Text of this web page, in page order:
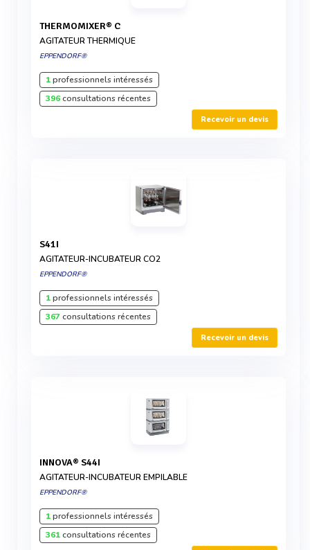
THERMOMIXER® C
AGITATEUR THERMIQUE
EPPENDORF®
1professionnels intéressés
396consultations récentes
Recevoir un devis
S41I
AGITATEUR-INCUBATEUR CO2
EPPENDORF®
1professionnels intéressés
367consultations récentes
Recevoir un devis
INNOVA® S44I
AGITATEUR-INCUBATEUR EMPILABLE
EPPENDORF®
1professionnels intéressés
361consultations récentes